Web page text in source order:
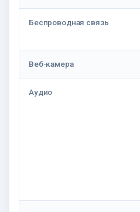
Беспроводная связь
Веб-камера
Аудио